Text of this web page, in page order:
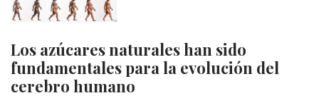
Los azúcares naturales han sido
fundamentales para la evolución del
cerebro humano